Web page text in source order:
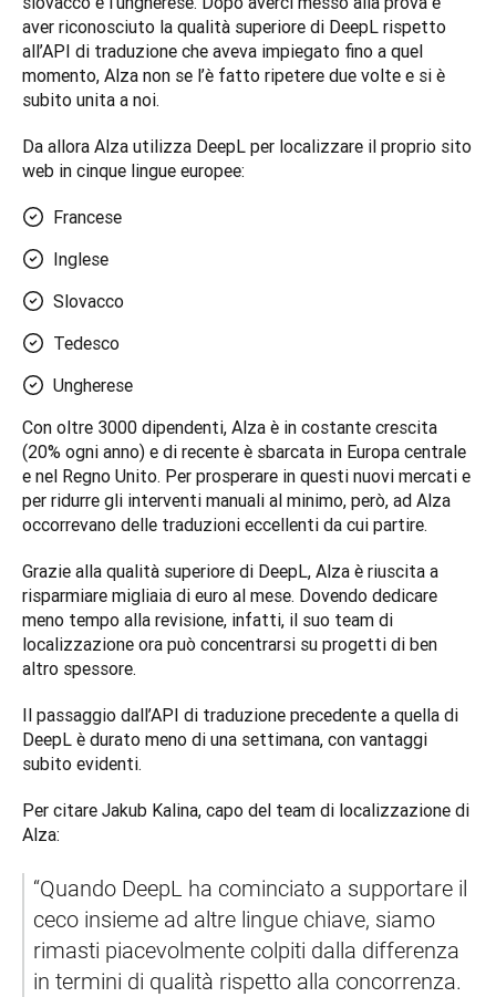
aver riconosciuto la qualità superiore di DeepL rispetto
all’API di traduzione che aveva impiegato fino a quel
momento, Alza non se l’è fatto ripetere due volte e si è
subito unita a noi.
Da allora Alza utilizza DeepL per localizzare il proprio sito
web in cinque lingue europee:
Francese
Inglese
Slovacco
Tedesco
Ungherese
Con oltre 3000 dipendenti, Alza è in costante crescita
(20% ogni anno) e di recente è sbarcata in Europa centrale
e nel Regno Unito. Per prosperare in questi nuovi mercati e
per ridurre gli interventi manuali al minimo, però, ad Alza
occorrevano delle traduzioni eccellenti da cui partire.
Grazie alla qualità superiore di DeepL, Alza è riuscita a
risparmiare migliaia di euro al mese. Dovendo dedicare
meno tempo alla revisione, infatti, il suo team di
localizzazione ora può concentrarsi su progetti di ben
altro spessore.
Il passaggio dall’API di traduzione precedente a quella di
DeepL è durato meno di una settimana, con vantaggi
subito evidenti.
Per citare Jakub Kalina, capo del team di localizzazione di
Alza:
“Quando DeepL ha cominciato a supportare il
ceco insieme ad altre lingue chiave, siamo
rimasti piacevolmente colpiti dalla differenza
in termini di qualità rispetto alla concorrenza.